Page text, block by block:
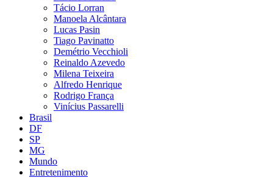
Tácio Lorran
Manoela Alcântara
Lucas Pasin
Tiago Pavinatto
Demétrio Vecchioli
Reinaldo Azevedo
Milena Teixeira
Alfredo Henrique
Rodrigo França
Vinícius Passarelli
Brasil
DF
SP
MG
Mundo
Entretenimento